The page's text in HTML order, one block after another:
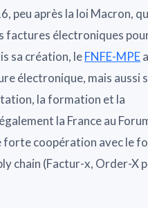
peu après la loi Macron,
factures électroniques
sa création, leFNFE-MPEa
électronique, mais aussi
la formation et la
la France au
forte coopération avec le
chain (Factur-x, Order-X